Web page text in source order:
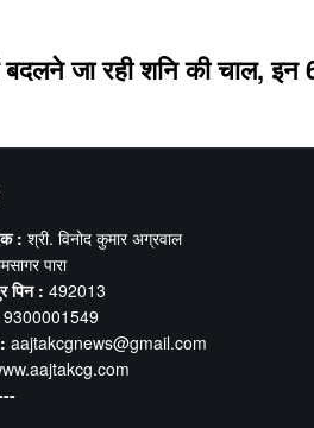
जा रही शनि की चाल, इन
: श्री. विनोद कुमार अग्रवाल
पारा
पिन : 492013
9300001549
aajtakcgnews@gmail.com